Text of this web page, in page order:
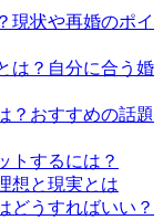
現状や再婚のポイ
は？自分に合う婚
？おすすめの話題
トするには？
想と現実とは
どうすればいい？